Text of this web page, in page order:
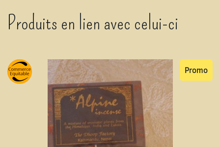
Produits en lien avec celui-ci
Promo